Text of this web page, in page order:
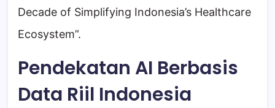
Decade of Simplifying Indonesia’s Healthcare
Ecosystem”.
Pendekatan AI Berbasis
Data Riil Indonesia